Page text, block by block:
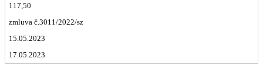
117,50
zmluva č.3011/2022/sz
15.05.2023
17.05.2023